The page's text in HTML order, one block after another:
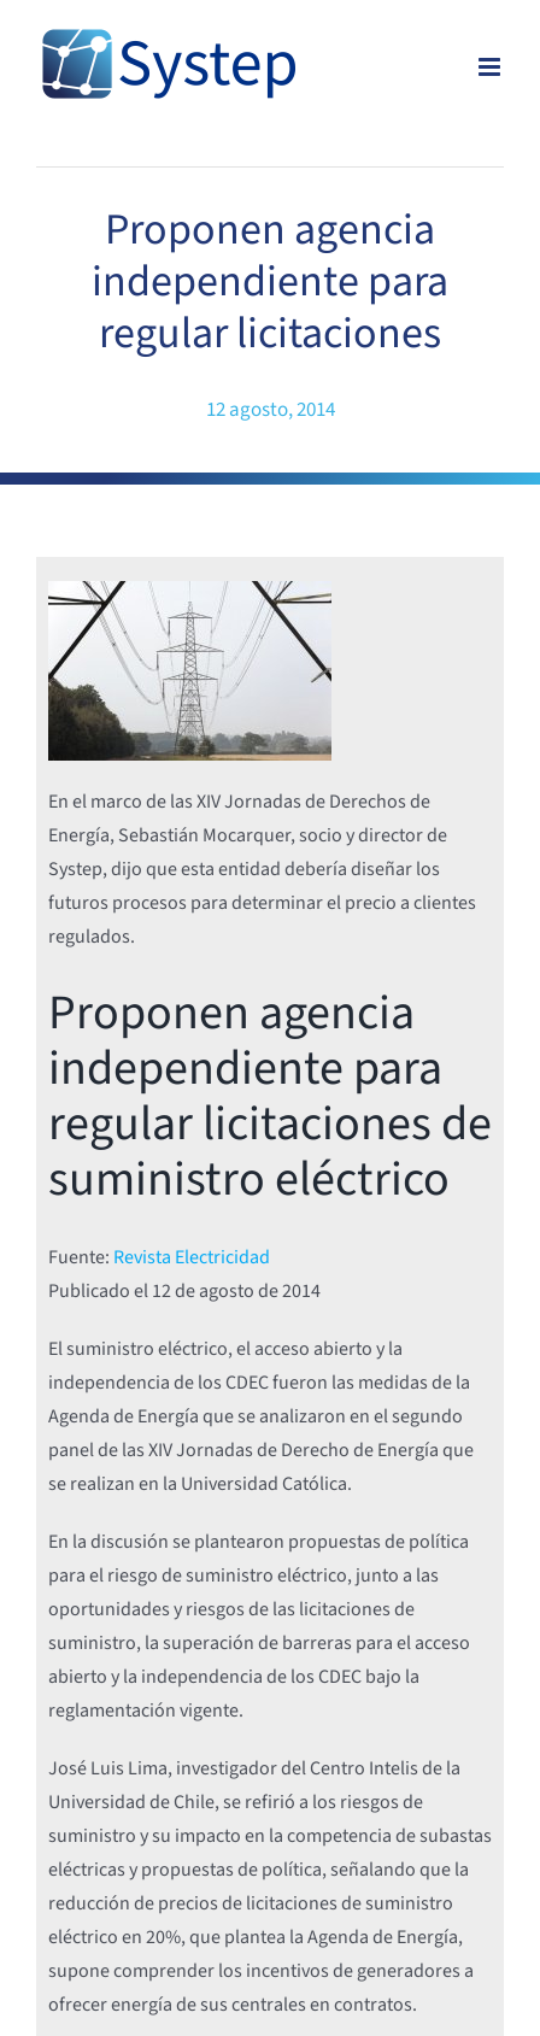
content
Proponen agencia
independiente para
regular licitaciones
12 agosto, 2014
En el marco de las XIV Jornadas de Derechos de
Energía, Sebastián Mocarquer, socio y director de
Systep, dijo que esta entidad debería diseñar los
futuros procesos para determinar el precio a clientes
regulados.
Proponen agencia
independiente para
regular licitaciones de
suministro eléctrico
Fuente: Revista Electricidad
Publicado el 12de agosto de 2014
El suministro eléctrico, el acceso abierto y la
independencia de los CDEC fueron las medidas de la
Agenda de Energía que se analizaron en el segundo
panel de las XIV Jornadas de Derecho de Energía que
se realizan en la Universidad Católica.
En la discusión se plantearon propuestas de política
para el riesgo de suministro eléctrico, junto a las
oportunidades y riesgos de las licitaciones de
suministro, la superación de barreras para el acceso
abierto y la independencia de los CDEC bajo la
reglamentación vigente.
José Luis Lima, investigador del Centro Intelis de la
Universidad de Chile, se refirió a los riesgos de
suministro y su impacto en la competencia de subastas
eléctricas y propuestas de política, señalando que la
reducción de precios de licitaciones de suministro
eléctrico en 20%, que plantea la Agenda de Energía,
supone comprender los incentivos de generadores a
ofrecer energía de sus centrales en contratos.